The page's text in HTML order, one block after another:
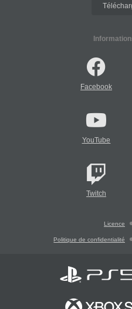
Facebook
YouTube
Twitch
Licence
Politique de confidentialité